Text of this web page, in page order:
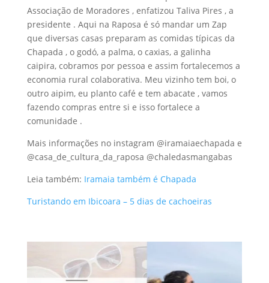
Associação de Moradores , enfatizou Taliva Pires , a
presidente . Aqui na Raposa é só mandar um Zap
que diversas casas preparam as comidas típicas da
Chapada , o godó, a palma, o caxias, a galinha
caipira, cobramos por pessoa e assim fortalecemos a
economia rural colaborativa. Meu vizinho tem boi, o
outro aipim, eu planto café e tem abacate , vamos
fazendo compras entre si e isso fortalece a
comunidade .
Mais informações no instagram @iramaiaechapada e
@casa_de_cultura_da_raposa @chaledasmangabas
Leia também: Iramaia também é Chapada
Turistando em Ibicoara – 5 dias de cachoeiras